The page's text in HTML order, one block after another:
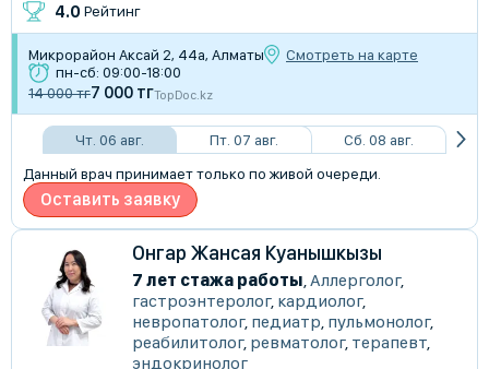
4.0 Рейтинг
Микрорайон Аксай 2, 44а, Алматы
Смотреть на карте
пн-сб: 09:00-18:00
14 000 тг7 000 тгTopDoc.kz
Чт. 06 авг. Пт. 07 авг.
Сб. 08 авг.
Данный врач принимает только по живой очереди.
Оставить заявку
Онгар Жансая Куанышкызы
7 лет стажа работы,Аллерголог,
гастроэнтеролог, кардиолог,
невропатолог, педиатр, пульмонолог,
реабилитолог, ревматолог, терапевт,
эндокринолог